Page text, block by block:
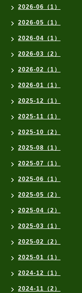
2026-06（1）
2026-05（1）
2026-04（1）
2026-03（2）
2026-02（1）
2026-01（1）
2025-12（1）
2025-11（1）
2025-10（2）
2025-08（1）
2025-07（1）
2025-06（1）
2025-05（2）
2025-04（2）
2025-03（1）
2025-02（2）
2025-01（1）
2024-12（1）
2024-11（2）